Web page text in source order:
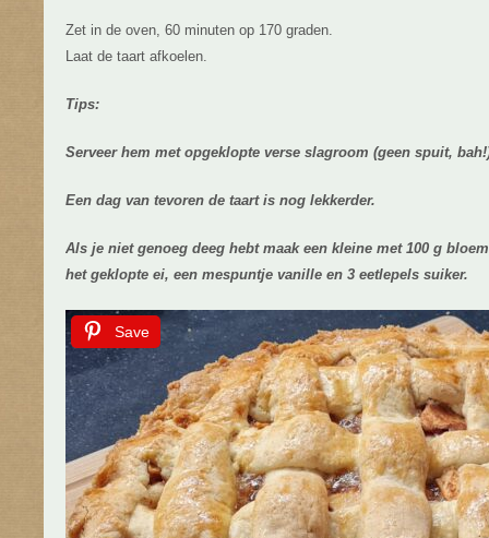
Zet in de oven, 60 minuten op 170 graden.
Laat de taart afkoelen.
Tips:
Serveer hem met opgeklopte verse slagroom (geen spuit,
Een dag van tevoren de taart is nog lekkerder.
Als je niet genoeg deeg hebt maak een kleine met 100 g
het geklopte ei, een mespuntje vanille en 3 eetlepels suiker.
Save